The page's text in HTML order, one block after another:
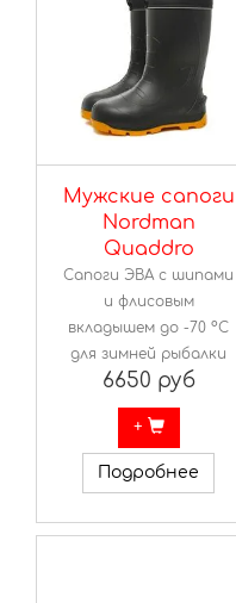
Мужские сапоги
Nordman
Quaddro
Сапоги ЭВА с шипами
и флисовым
вкладышем до -70 ºС
для зимней рыбалки
6650 руб
+
Подробнее